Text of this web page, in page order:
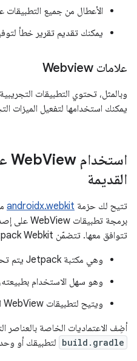
الأعطال من جميع التطبيقات
يمكنك تقديم تقرير خطأ
علامات Webview
وبالمثل، تحتوي التطبيقات
يمكنك استخدامها لتفعيل الميزات
استخدام Web
القديمة
تتيح لك حزمة androidx.webkit
تتوافق معها. تتضمّن Jetpack Webkit عدة مزايا، منها:
وهي مكتبة Jetpack يتم تحديثها بانتظام.
وهو سهل الاستخدام بطبيعته،
ويتيح لتطبيقات WebView العمل على المزيد من الأجهزة.
أضِف الاعتماديات الخاصة بالعناصر
build.gradle لتطبيقك أو